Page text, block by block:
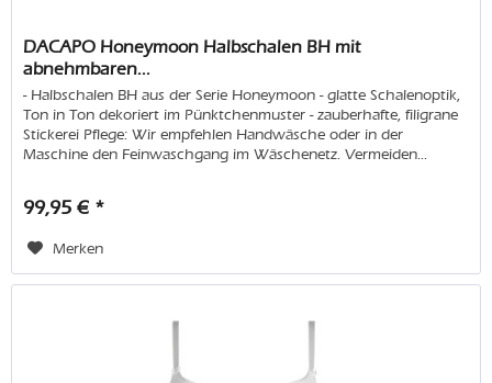
DACAPO Honeymoon Halbschalen BH mit
abnehmbaren...
- Halbschalen BH aus der Serie Honeymoon - glatte Schalenoptik,
Ton in Ton dekoriert im Pünktchenmuster - zauberhafte, filigrane
Stickerei Pflege: Wir empfehlen Handwäsche oder in der
Maschine den Feinwaschgang im Wäschenetz. Vermeiden...
99,95 € *
Merken